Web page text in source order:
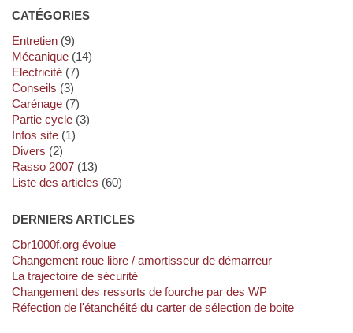
CATÉGORIES
Entretien(9)
Mécanique(14)
Electricité(7)
Conseils (3)
Carénage(7)
Partie cycle(3)
Infos site(1)
Divers (2)
Rasso 2007(13)
Liste des articles (60)
DERNIERS ARTICLES
cbr1000f.org évolue
Changement roue libre / amortisseur de démarreur
La trajectoire de sécurité
Changement des ressorts de fourche par des WP
Réfection de l'étanchéité du carter de sélection de boite